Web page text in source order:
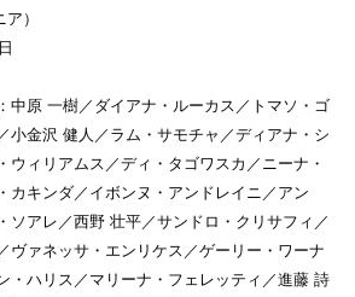
）
中原 ⼀樹／ダイアナ・ルーカス／トマソ・ゴ
⼩⾦沢 健⼈／ラム・サモチャ／ディアナ・シ
ウィリアムス／ディ・タゴワスカ／ニーナ・
カキンダ／イボンヌ・アンドレイニ／アン
ソアレ／⻄野 壮平／サンドロ・クリサフィ／
ヴァネッサ・エンリケス／ゲーリー・ワーナ
・ハリス／マリーナ・フェレッティ／進藤 詩